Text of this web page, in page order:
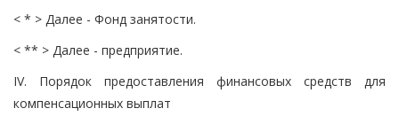
< * > Далее - Фонд занятости.
< ** > Далее - предприятие.
IV. Порядок предоставления финансовых средств для
компенсационных выплат